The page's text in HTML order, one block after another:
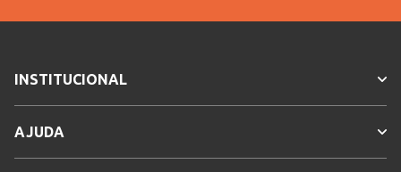
Idade Bebê
INSTITUCIONAL
AJUDA